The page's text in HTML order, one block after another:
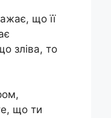
що її
зліва, то
що ти